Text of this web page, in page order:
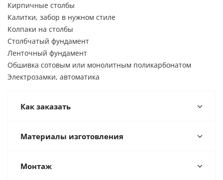
Кирпичные столбы
Калитки, забор в нужном стиле
Колпаки на столбы
Столбчатый фундамент
Ленточный фундамент
Обшивка сотовым или монолитным поликарбонатом
Электрозамки, автоматика
Как заказать
Материалы изготовления
Монтаж